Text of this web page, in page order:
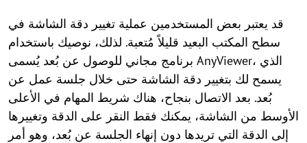
قد يعتبر بعض المستخدمين عملية تغيير دقة الشاشة في
سطح المكتب البعيد قليلاً مُتعبة. لذلك، نوصيك باستخدام
برنامج مجاني للوصول عن بُعد يُسمى AnyViewer، الذي
يسمح لك بتغيير دقة الشاشة حتى خلال جلسة عمل عن
بُعد. بعد الاتصال بنجاح، هناك شريط المهام في الأعلى
الأوسط من الشاشة، يمكنك فقط النقر على الدقة وتغييرها
إلى الدقة التي تريدها دون إنهاء الجلسة عن بُعد، وهو أمر